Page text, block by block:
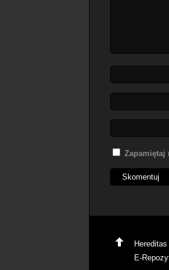
Zapamiętaj
E-